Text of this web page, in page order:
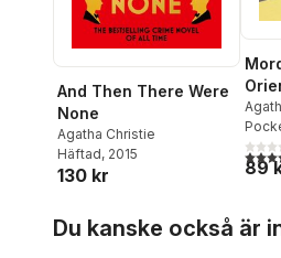
And Then There Were
None
Agatha Christie
Häftad, 2015
130 kr
4,2
89
Du kanske också är